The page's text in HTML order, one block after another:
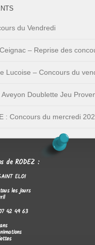
du Vendredi
– Reprise des
Lucoise – Concours du
Doublette Jeu
: Concours du mercredi
de RODEZ :
ELOI
les jours
42 49 63